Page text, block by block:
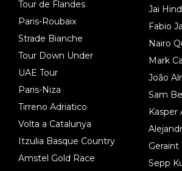
Tour de Flandes
Paris-Roubaix
Strade Bianche
Tour Down Under
UAE Tour
Paris-Niza
Tirreno Adriatico
Volta a Catalunya
Itzulia Basque Country
Amstel Gold Race
Jai
Fabio
Nairo
Mark
João
Sam
Kasper
Geraint
Sepp